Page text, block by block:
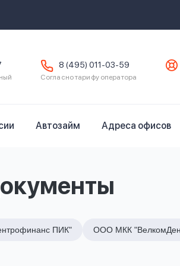
8 (495) 011-03-59
Согласно тарифу оператора
Автозайм Адреса офисов
ПИК" ООО МКК